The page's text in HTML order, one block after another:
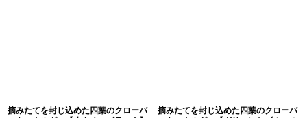
摘みたてを封じ込めた四葉のクローバ
摘みたてを封じ込めた四葉のクローバ